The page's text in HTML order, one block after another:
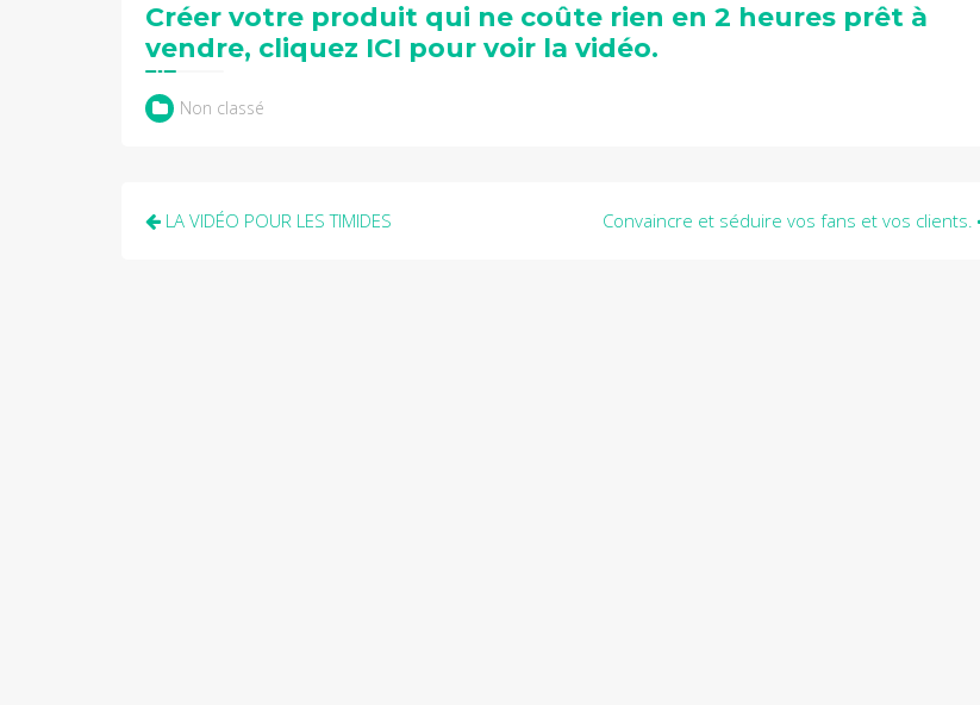
Créer votre produit qui ne coûte rien en 2 heures prêt à
vendre, cliquez ICI pour voir la vidéo.
Non classé
Navigation
LA VIDÉO POUR LES TIMIDES Convaincre et séduire vos fans et vos clients.